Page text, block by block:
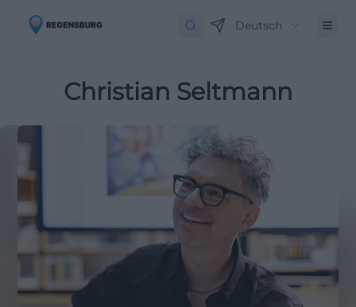
Deutsch
Christian Seltmann